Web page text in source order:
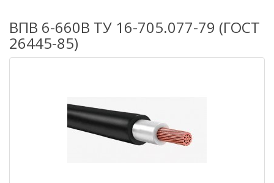
ВПВ 6-660В ТУ 16-705.077-79 (ГОСТ
26445-85)